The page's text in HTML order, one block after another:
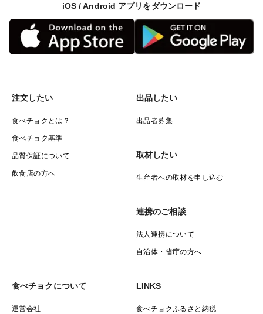
iOS / Android アプリをダウンロード
注文したい
食べチョクとは？
食べチョク基準
品質保証について
飲食店の方へ
出品したい
出品者募集
取材したい
生産者への取材を申し込む
連携のご相談
法人連携について
自治体・省庁の方へ
食べチョクについて
運営会社
LINKS
食べチョクふるさと納税